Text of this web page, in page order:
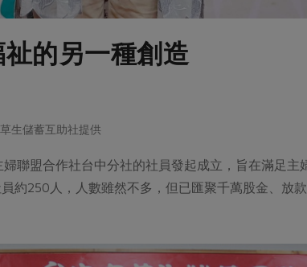
的另一種創造
生儲蓄互助社提供
聯盟合作社台中分社的社員發起成立，旨在滿足主
約250人，人數雖然不多，但已匯聚千萬股金、放